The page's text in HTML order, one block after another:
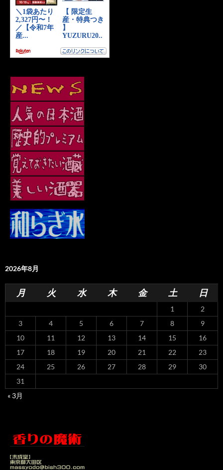
2026年8月
月 火 水 木 金 土 日
1
2
3
4 5 6 7 8
9
10
11 12 13 14 15
16
17
18 19 20 21 22
23
24
25 26 27 28 29
30
31
« 3月